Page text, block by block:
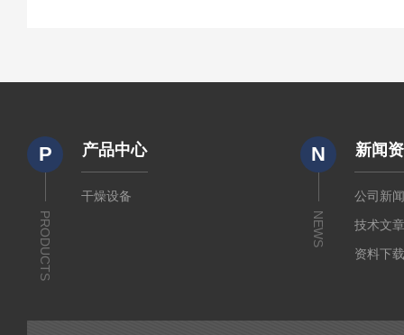
P
PRODUCTS
产品中心
干燥设备
N
NEWS
新闻
公司新
技术文
资料下